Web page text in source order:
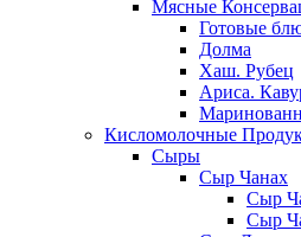
Мясные
Готовые
Долма
Хаш. Рубец
Ариса.
Кисломолочные
Сыры
Сыр Чанах
Сыр
Сыр